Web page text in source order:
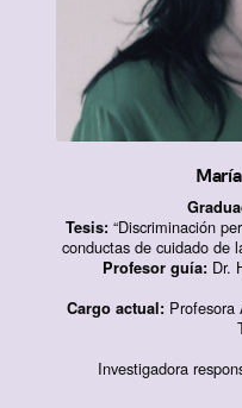
Tesis: “Discriminación
conductas de cuidado de
Profesor guía: Dr.
Cargo actual: Profesora
Investigadora